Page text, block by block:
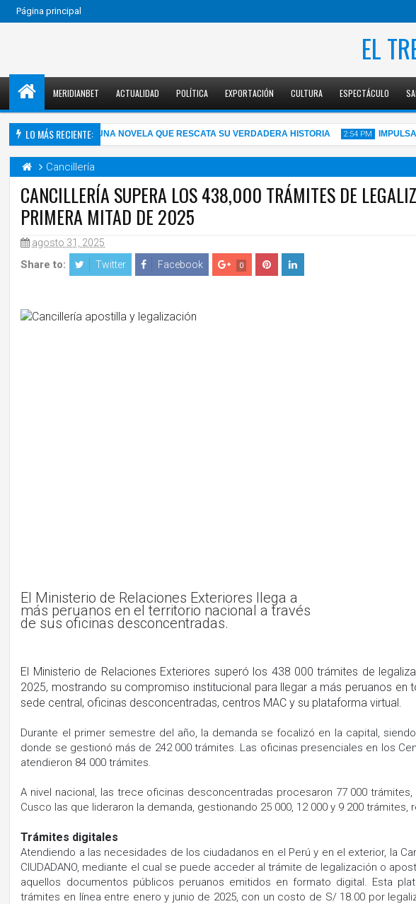
Página principal
EL
MERIDIANBET ACTUALIDAD POLÍTICA EXPORTACIÓN CULTURA ESPECTÁCULO
LO MÁS RECIENTE:
MAHLER EN UNA NOVELA QUE RESCATA SU VERDADERA HISTORIA 2:54 PM IMPULSAN
Cancillería
CANCILLERÍA SUPERA LOS 438,000 TRÁMITES DE
PRIMERA MITAD DE 2025
agosto 31, 2025
Share to: Twitter Facebook 0
El Ministerio de Relaciones Exteriores llega a
más peruanos en el territorio nacional a través
de sus oficinas desconcentradas.
El Ministerio de Relaciones Exteriores superó los 438 000 trámites de
2025, mostrando su compromiso institucional para llegar a más peruanos en
sede central, oficinas desconcentradas, centros MAC y su plataforma virtual.
Durante el primer semestre del año, la demanda se focalizó en la capital,
donde se gestionó más de 242 000 trámites. Las oficinas presenciales en los
atendieron 84 000 trámites.
A nivel nacional, las trece oficinas desconcentradas procesaron 77 000
Cusco las que lideraron la demanda, gestionando 25 000, 12 000 y 9 200 trámites,
Trámites digitales
Atendiendo a las necesidades de los ciudadanos en el Perú y en el exterior, la
CIUDADANO, mediante el cual se puede acceder al trámite de legalización o
aquellos documentos públicos peruanos emitidos en formato digital. Esta
trámites en línea entre enero y junio de 2025, con un costo de S/ 18.00 por